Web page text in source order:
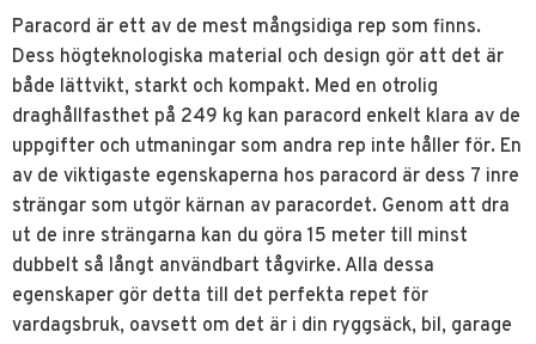
Paracord är ett av de mest mångsidiga rep som finns.
Dess högteknologiska material och design gör att det är
både lättvikt, starkt och kompakt. Med en otrolig
draghållfasthet på 249 kg kan paracord enkelt klara av de
uppgifter och utmaningar som andra rep inte håller för. En
av de viktigaste egenskaperna hos paracord är dess 7 inre
strängar som utgör kärnan av paracordet. Genom att dra
ut de inre strängarna kan du göra 15 meter till minst
dubbelt så långt användbart tågvirke. Alla dessa
egenskaper gör detta till det perfekta repet för
vardagsbruk, oavsett om det är i din ryggsäck, bil, garage